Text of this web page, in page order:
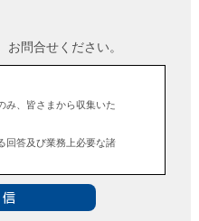
問合せください。
み、皆さまから収集いた
回答及び業務上必要な諸